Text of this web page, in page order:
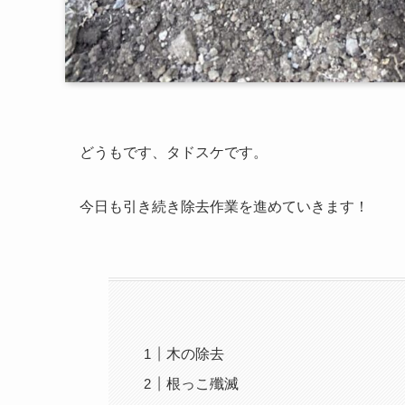
どうもです、タドスケです。
今日も引き続き除去作業を進めていきます！
木の除去
根っこ殲滅